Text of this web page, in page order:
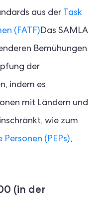
aus der
Task
(FATF) Das SAMLA
Bemühungen
der
indem es
mit Ländern und
wie zum
(PEPs),
(in der